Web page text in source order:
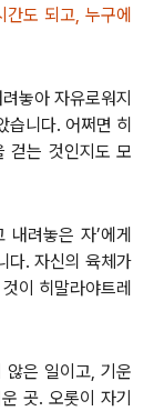
도 되고, 누구에
놓아 자유로워지
습니다. 어쩌면 히
걷는 것인지도 모
내려놓은 자’에게
다. 자신의 육체가
이 히말라야트레
않은 일이고, 기운
곳. 오롯이 자기